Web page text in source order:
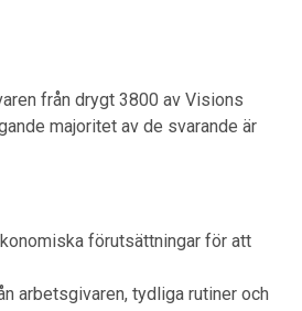
från drygt 3800 av Visions
majoritet av de svarande är
förutsättningar för att
arbetsgivaren, tydliga rutiner och